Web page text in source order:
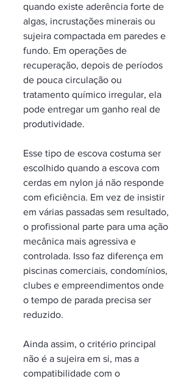
quando existe aderência forte de
algas, incrustações minerais ou
sujeira compactada em paredes e
fundo. Em operações de
recuperação, depois de períodos
de pouca circulação ou
tratamento químico irregular, ela
pode entregar um ganho real de
produtividade.
Esse tipo de escova costuma ser
escolhido quando a escova com
cerdas em nylon já não responde
com eficiência. Em vez de insistir
em várias passadas sem resultado,
o profissional parte para uma ação
mecânica mais agressiva e
controlada. Isso faz diferença em
piscinas comerciais, condomínios,
clubes e empreendimentos onde
o tempo de parada precisa ser
reduzido.
Ainda assim, o critério principal
não é a sujeira em si, mas a
compatibilidade com o